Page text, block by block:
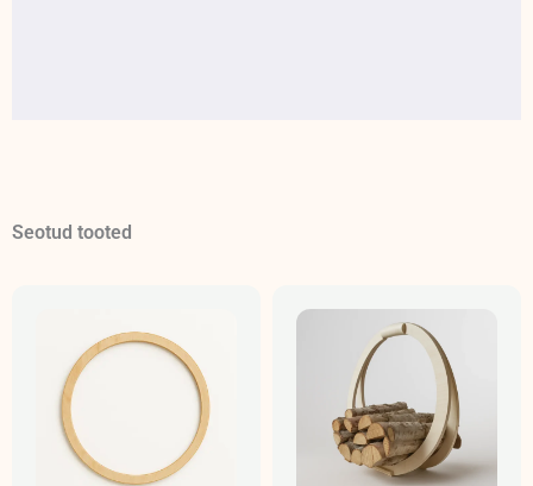
Seotud tooted
kuni
4,25 €